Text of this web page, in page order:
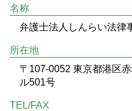
名称
弁護士法人しんらい法律
所在地
〒107-0052 東京都港区
ル501号
TEL/FAX